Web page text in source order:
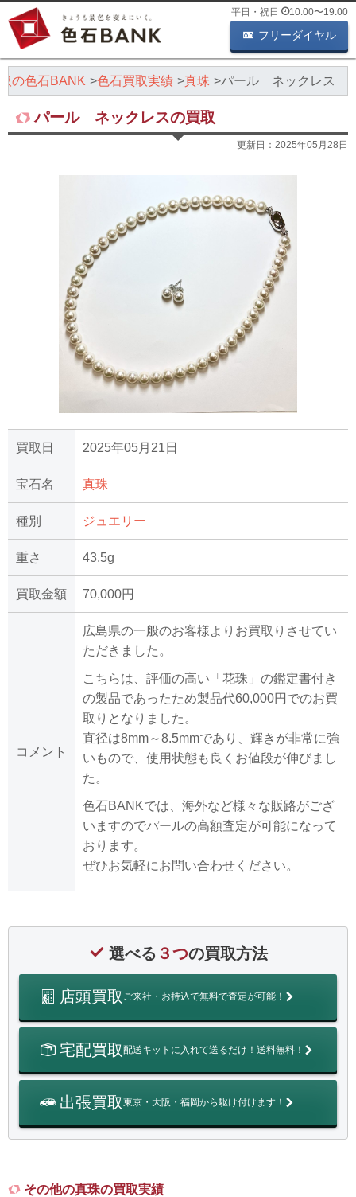
平日・祝日 10:00〜19:00
フリーダイヤル
の色石BANK 色石買取実績 真珠 パール ネックレス
パール ネックレスの買取
更新日： 2025年05月28日
買取日 2025年05月21日
宝石名 真珠
種別 ジュエリー
重さ 43.5g
買取金額 70,000円
コメント
広島県の一般のお客様よりお買取りさせてい
ただきました。
こちらは、評価の高い「花珠」の鑑定書付き
の製品であったため製品代60,000円でのお買
取りとなりました。
直径は8mm～8.5mmであり、輝きが非常に強
いもので、使用状態も良くお値段が伸びまし
た。
色石BANKでは、海外など様々な販路がござ
いますのでパールの高額査定が可能になって
おります。
ぜひお気軽にお問い合わせください。
選べる ３つの買取方法
店頭買取 ご来社・お持込で無料で査定が可能！
宅配買取配送キットに入れて送るだけ！送料無料！
出張買取東京・大阪・福岡から駆け付けます！
その他の真珠の買取実績